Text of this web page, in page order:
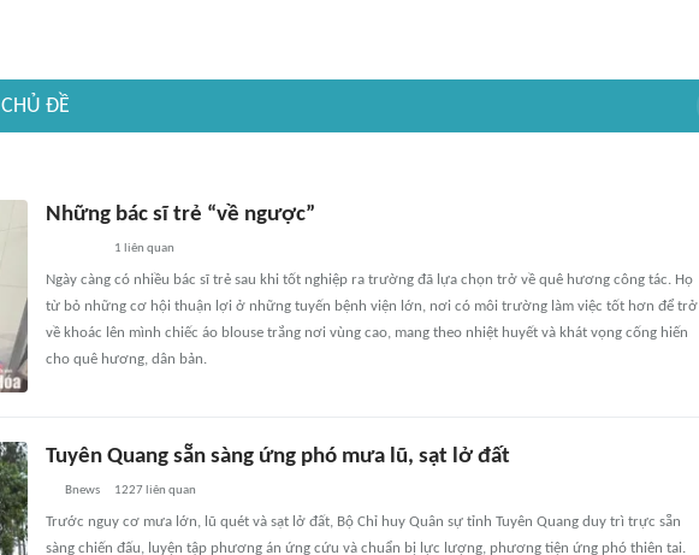
CHỦ ĐỀ
Những bác sĩ trẻ “về ngược”
1 liên quan
Ngày càng có nhiều bác sĩ trẻ sau khi tốt nghiệp ra trường đã lựa chọn trở về quê hương công tác. Họ
từ bỏ những cơ hội thuận lợi ở những tuyến bệnh viện lớn, nơi có môi trường làm việc tốt hơn để trở
về khoác lên mình chiếc áo blouse trắng nơi vùng cao, mang theo nhiệt huyết và khát vọng cống hiến
cho quê hương, dân bản.
Tuyên Quang sẵn sàng ứng phó mưa lũ, sạt lở đất
Bnews 1227 liên quan
Trước nguy cơ mưa lớn, lũ quét và sạt lở đất, Bộ Chỉ huy Quân sự tỉnh Tuyên Quang duy trì trực sẵn
sàng chiến đấu, luyện tập phương án ứng cứu và chuẩn bị lực lượng, phương tiện ứng phó thiên tai.